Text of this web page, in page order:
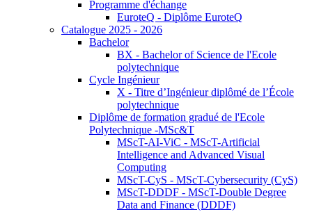
Programme d'échange
EuroteQ - Diplôme EuroteQ
Catalogue 2025 - 2026
Bachelor
BX - Bachelor of Science de l'Ecole
polytechnique
Cycle Ingénieur
X - Titre d’Ingénieur diplômé de l’École
polytechnique
Diplôme de formation gradué de l'Ecole
Polytechnique -MSc&T
MScT-AI-ViC - MScT-Artificial
Intelligence and Advanced Visual
Computing
MScT-CyS - MScT-Cybersecurity (CyS)
MScT-DDDF - MScT-Double Degree
Data and Finance (DDDF)